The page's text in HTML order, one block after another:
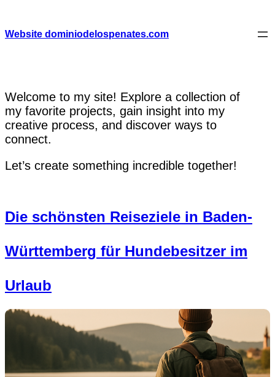
content
Website dominiodelospenates.com
Welcome to my site! Explore a collection of
my favorite projects, gain insight into my
creative process, and discover ways to
connect.
Let’s create something incredible together!
Die schönsten Reiseziele in Baden-
Württemberg für Hundebesitzer im
Urlaub